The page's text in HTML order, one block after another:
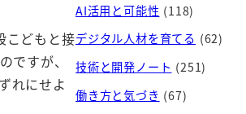
こどもと接
すが、
れにせよ
AI活用と可能性 (118)
デジタル人材を育てる (62)
技術と開発ノート (251)
働き方と気づき (67)